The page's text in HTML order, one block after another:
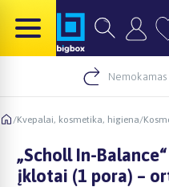
/Kvepalai, kosmetika, higiena/
„Scholl In-
įklotai (1 pora) –